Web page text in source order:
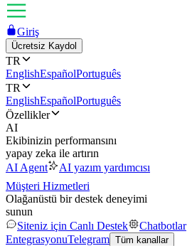
Giriş
Ücretsiz Kaydol
TR
EnglishEspañolPortuguês
TR
EnglishEspañolPortuguês
Özellikler
AI
Ekibinizin performansını
yapay zeka ile artırın
AI Agent
AI yazım yardımcısı
Müşteri Hizmetleri
Olağanüstü bir destek deneyimi
sunun
Siteniz için Canlı Destek
Chatbotlar
EntegrasyonuTelegram Tüm kanallar